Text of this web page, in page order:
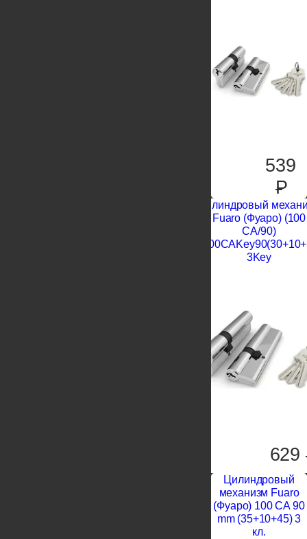
539
P
Цилиндровый
Fuaro (Фуаро) (100
CA/90)
3Key
629
Цилиндровый
механизм Fuaro
(Фуаро) 100 CA 90
mm (35+10+45) 3
кл.